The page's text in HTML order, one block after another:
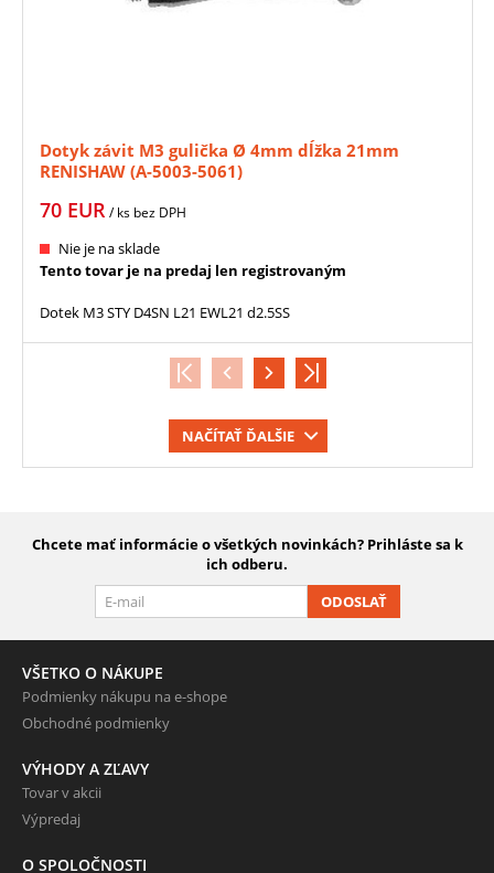
Dotyk závit M3 gulička Ø 4mm dĺžka 21mm
RENISHAW (A-5003-5061)
70 EUR/ ks bez DPH
Nie je na sklade
Tento tovar je na predaj len registrovaným
Dotek M3 STY D4SN L21 EWL21 d2.5SS
NAČÍTAŤ ĎALŠIE
Chcete mať informácie o všetkých novinkách? Prihláste sa k
ich odberu.
ODOSLAŤ
VŠETKO O NÁKUPE
Podmienky nákupu na e-shope
Obchodné podmienky
VÝHODY A ZĽAVY
Tovar v akcii
Výpredaj
O SPOLOČNOSTI